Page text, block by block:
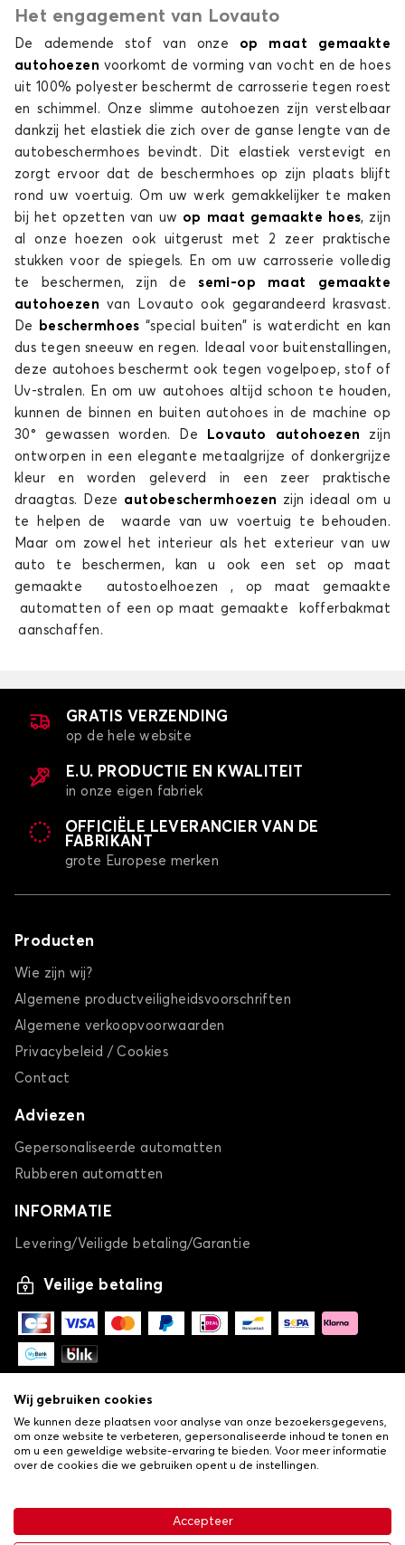
Het engagement van Lovauto
De ademende stof van onze op maat gemaakte
autohoezen voorkomt de vorming van vocht en de hoes
uit 100% polyester beschermt de carrosserie tegen roest
en schimmel. Onze slimme autohoezen zijn verstelbaar
dankzij het elastiek die zich over de ganse lengte van de
autobeschermhoes bevindt. Dit elastiek verstevigt en
zorgt ervoor dat de beschermhoes op zijn plaats blijft
rond uw voertuig. Om uw werk gemakkelijker te maken
bij het opzetten van uw op maat gemaakte hoes, zijn
al onze hoezen ook uitgerust met 2 zeer praktische
stukken voor de spiegels. En om uw carrosserie volledig
te beschermen, zijn desemi-op maat gemaakte
autohoezenvan Lovauto ook gegarandeerd krasvast.
De
beschermhoes “special buiten” is waterdicht en kan
dus tegen sneeuw en regen. Ideaal voor buitenstallingen,
deze autohoes beschermt ook tegen vogelpoep, stof of
Uv-stralen. En om uw autohoes altijd schoon te houden,
kunnen de binnen en buiten autohoes in de machine op
30° gewassen worden. De
Lovauto autohoezen
zijn
ontworpen in een elegante metaalgrijze of donkergrijze
kleur en worden geleverd in een zeer praktische
draagtas. Deze autobeschermhoezen zijn ideaal om u
te helpen de waarde van uw voertuig te behouden.
Maar om zowel het interieur als het exterieur van uw
auto te beschermen, kan u ook een set op maat
gemaakte autostoelhoezen , op maat gemaakte
automatten of een op maat gemaakte kofferbakmat
aanschaffen.
GRATIS VERZENDING
op de hele website
E.U. PRODUCTIE EN KWALITEIT
in onze eigen fabriek
OFFICIËLE LEVERANCIER VAN DE
FABRIKANT
grote Europese merken
Producten
Wie zijn wij?
Algemene productveiligheidsvoorschriften
Algemene verkoopvoorwaarden
Privacybeleid / Cookies
Contact
Adviezen
Gepersonaliseerde automatten
Rubberen automatten
INFORMATIE
Levering/Veiligde betaling/Garantie
Veilige betaling
Algemene verkoopvoorwaarden•Privacy- en cookiebeleid
•Livraison
Wij gebruiken cookies
We kunnen deze plaatsen voor analyse van onze bezoekersgegevens,
om onze website te verbeteren, gepersonaliseerde inhoud te tonen en
om u een geweldige website-ervaring te bieden. Voor meer informatie
over de cookies die we gebruiken opent u de instellingen.
Accepteer